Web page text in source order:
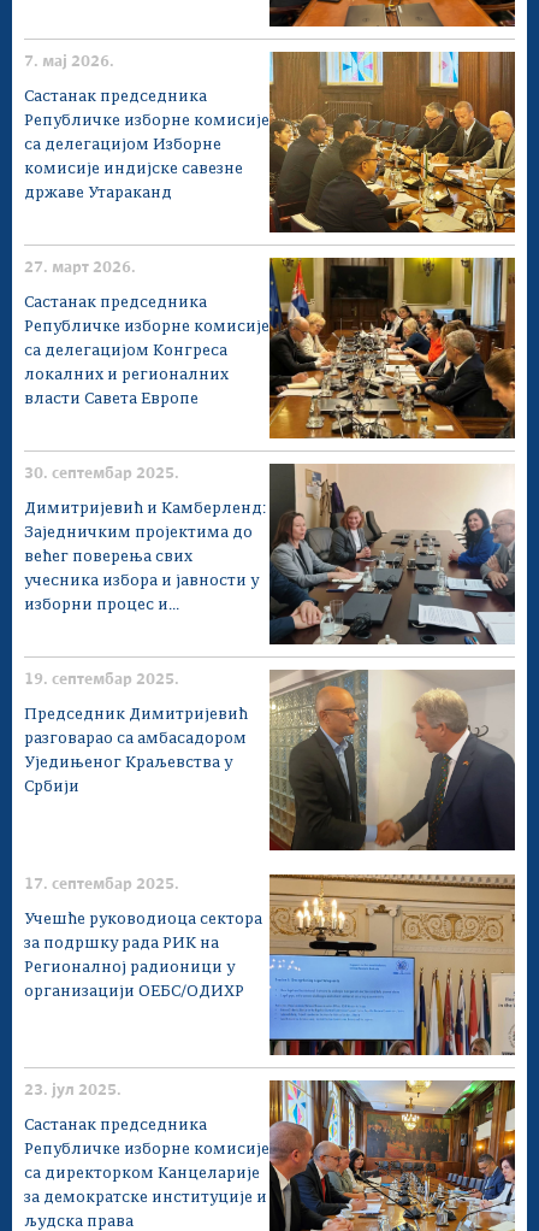
7. мај 2026.
Састанак председника
Републичке изборне комисије
са делегацијом Изборне
комисије индијске савезне
државе Утараканд
27. март 2026.
Састанак председника
Републичке изборне комисије
са делегацијом Конгреса
локалних и регионалних
власти Савета Европе
30. септембар 2025.
Димитријевић и Камберленд:
Заједничким пројектима до
већег поверења свих
учесника избора и јавности у
изборни процес и...
19. септембар 2025.
Председник Димитријевић
разговарао са амбасадором
Уједињеног Краљевства у
Србији
17. септембар 2025.
Учешће руководиоца сектора
за подршку рада РИК на
Регионалној радионици у
организацији ОЕБС/ОДИХР
23. јул 2025.
Састанак председника
Републичке изборне комисије
са директорком Канцеларије
за демократске институције и
људска права